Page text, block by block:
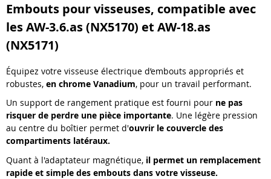
Embouts pour visseuses, compatible avec
les AW-3.6.as (NX5170) et AW-18.as
(NX5171)
Équipez votre visseuse électrique d’embouts appropriés et
robustes, en chrome Vanadium, pour un travail performant.
Un support de rangement pratique est fourni pour ne pas
risquer de perdre une pièce importante. Une légère pression
au centre du boîtier permet d'ouvrir le couvercle des
compartiments latéraux.
Quant à l'adaptateur magnétique, il permet un remplacement
rapide et simple des embouts dans votre visseuse.